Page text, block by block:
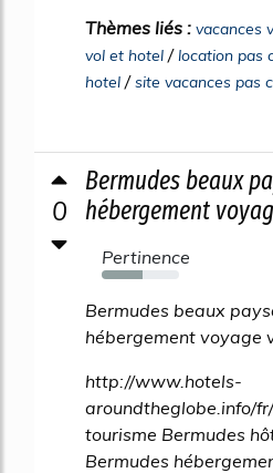
Thèmes liés : vacances
vol et hotel /location pas
hotel /site vacances pas
0
Bermudes beaux
hébergement
Pertinence
53%
Bermudes beaux
hébergement voyage
http://www.hotels-
aroundtheglobe.info/
tourisme Bermudes
Bermudes